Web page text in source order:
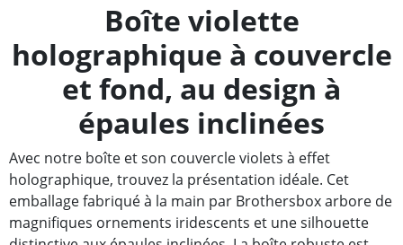
Boîte violette
holographique à couvercle
et fond, au design à
épaules inclinées
Avec notre boîte et son couvercle violets à effet
holographique, trouvez la présentation idéale. Cet
emballage fabriqué à la main par Brothersbox arbore de
magnifiques ornements iridescents et une silhouette